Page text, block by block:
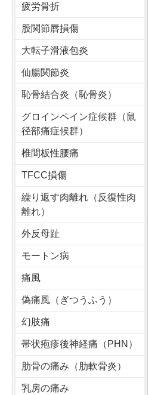
疲労骨折
股関節唇損傷
大転子滑液包炎
仙腸関節炎
恥骨結合炎（恥骨炎）
グロインペイン症候群（鼠
径部痛症候群）
椎間板性腰痛
TFCC損傷
繰り返す肉離れ（反復性肉
離れ）
外反母趾
モートン病
痛風
偽痛風（ぎつうふう）
幻肢痛
帯状疱疹後神経痛（PHN）
肋骨の痛み（肋軟骨炎）
乳房の痛み